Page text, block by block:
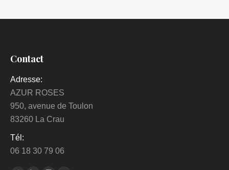
Contact
Adresse:
AZUR ROSES
950, avenue de Toulon
83260 La Crau
Tél:
06 18 30 79 06